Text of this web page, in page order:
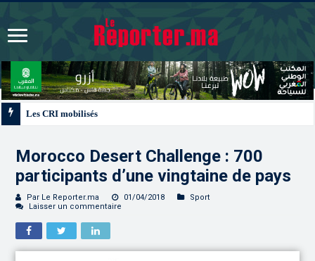
Morocco Desert Challenge : 700
participants d’une vingtaine de pays
Par Le Reporter.ma 01/04/2018
Sport
Laisser un commentaire